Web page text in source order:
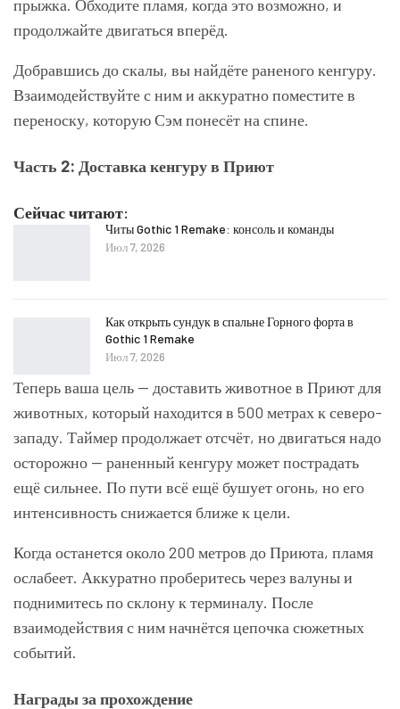
прыжка. Обходите пламя, когда это возможно, и
продолжайте двигаться вперёд.
Добравшись до скалы, вы найдёте раненого кенгуру.
Взаимодействуйте с ним и аккуратно поместите в
переноску, которую Сэм понесёт на спине.
Часть 2: Доставка кенгуру в Приют
Сейчас читают:
Читы Gothic 1 Remake: консоль и команды
Июл 7, 2026
Как открыть сундук в спальне Горного форта в
Gothic 1 Remake
Июл 7, 2026
Теперь ваша цель — доставить животное в Приют для
животных, который находится в 500 метрах к северо-
западу. Таймер продолжает отсчёт, но двигаться надо
осторожно — раненный кенгуру может пострадать
ещё сильнее. По пути всё ещё бушует огонь, но его
интенсивность снижается ближе к цели.
Когда останется около 200 метров до Приюта, пламя
ослабеет. Аккуратно проберитесь через валуны и
поднимитесь по склону к терминалу. После
взаимодействия с ним начнётся цепочка сюжетных
событий.
Награды за прохождение